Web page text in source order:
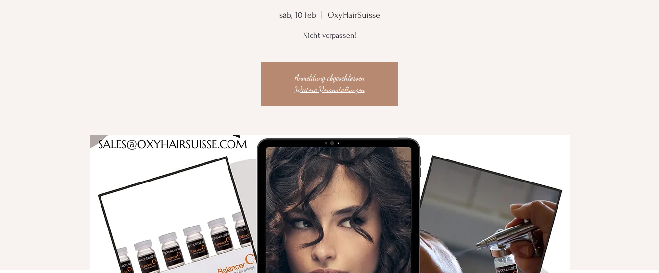
sáb, 10 feb
  |
OxyHairSuisse
Nicht verpassen!
Anmeldung abgeschlossen
Weitere Veranstaltungen